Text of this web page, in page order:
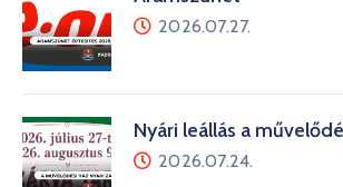
2026.07.27.
Nyári leállás a
2026.07.24.